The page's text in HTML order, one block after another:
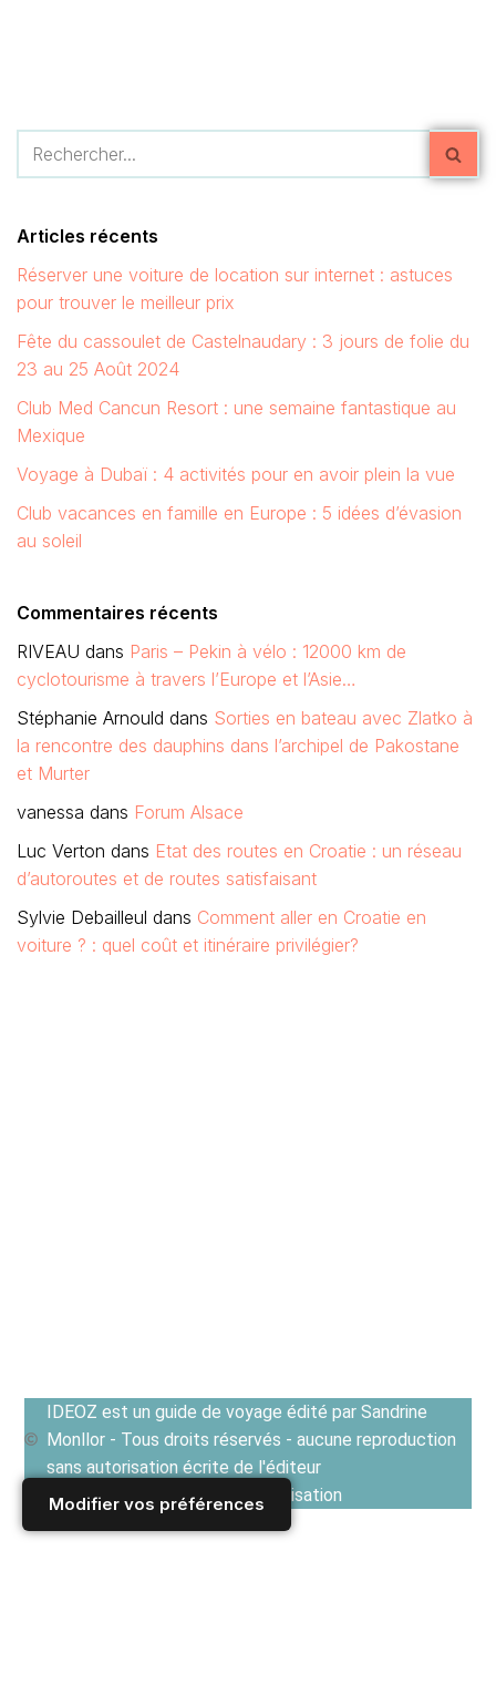
Modifier vos préférences
Articles récents
Réserver une voiture de location sur internet : astuces
pour trouver le meilleur prix
Fête du cassoulet de Castelnaudary : 3 jours de folie du
23 au 25 Août 2024
Club Med Cancun Resort : une semaine fantastique au
Mexique
Voyage à Dubaï : 4 activités pour en avoir plein la vue
Club vacances en famille en Europe : 5 idées d’évasion
au soleil
Commentaires récents
RIVEAU dans Paris – Pekin à vélo : 12000 km de
cyclotourisme à travers l’Europe et l’Asie…
Stéphanie Arnould dans Sorties en bateau avec Zlatko à
la rencontre des dauphins dans l’archipel de Pakostane
et Murter
vanessa dans Forum Alsace
Luc Verton dans Etat des routes en Croatie : un réseau
d’autoroutes et de routes satisfaisant
Sylvie Debailleul dans Comment aller en Croatie en
voiture ? : quel coût et itinéraire privilégier?
IDEOZ est un guide de voyage édité par Sandrine
Monllor - Tous droits réservés - aucune reproduction
sans autorisation écrite de l'éditeur
Voir les Conditions générales d'utilisation